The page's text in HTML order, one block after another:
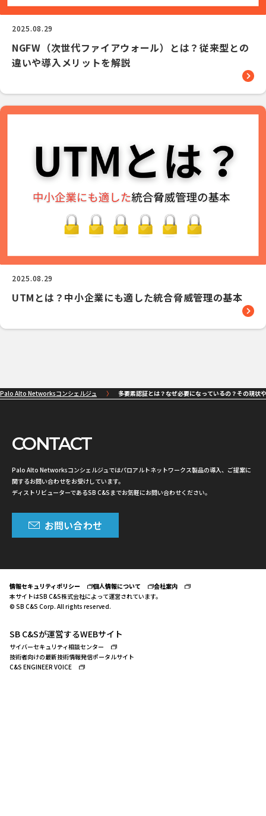
2025.08.29
NGFW（次世代ファイアウォール）とは？従来型との
違いや導入メリットを解説
2025.08.29
UTMとは？中小企業にも適した統合脅威管理の基本
Palo Alto Networksコンシェルジュ 多要素認証とは？なぜ必要になっているの？その現状
CONTACT
Palo Alto Networksコンシェルジュではパロアルトネットワークス製品の導入、ご提案に
関するお問い合わせをお受けしています。
ディストリビューターであるSB C&Sまでお気軽にお問い合わせください。
お問い合わせ
情報セキュリティポリシー 個人情報について
会社案内
本サイトはSB C&S株式会社によって運営されています。
© SB C&S Corp. All rights reserved.
SB C&Sが運営するWEBサイト
サイバーセキュリティ相談センター
技術者向けの最新技術情報発信ポータルサイト
C&S ENGINEER VOICE